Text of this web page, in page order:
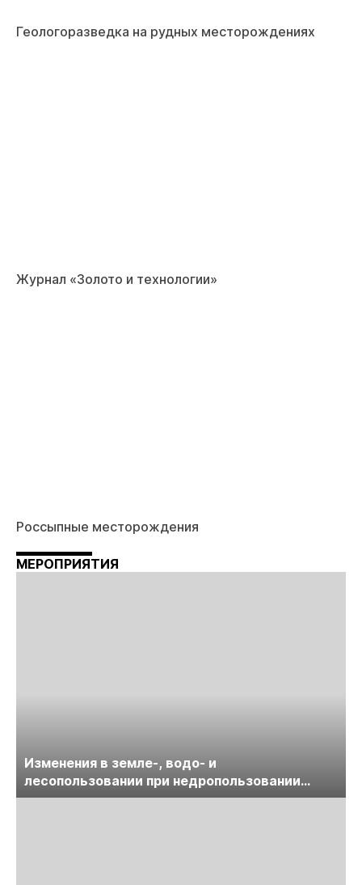
Геологоразведка на рудных месторождениях
Журнал «Золото и технологии»
Россыпные месторождения
МЕРОПРИЯТИЯ
Изменения в земле-, водо- и
лесопользовании при недропользовании
обсудят на семинаре «ПравоТЭК»